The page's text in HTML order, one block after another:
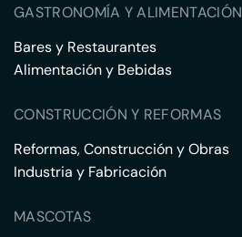
GASTRONOMÍA Y ALIMENTACIÓN
Bares y Restaurantes
Alimentación y Bebidas
CONSTRUCCIÓN Y REFORMAS
Reformas, Construcción y Obras
Industria y Fabricación
MASCOTAS